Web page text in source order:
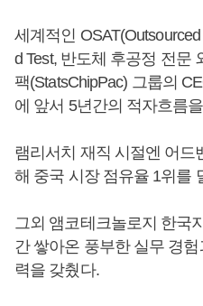
세계적인
d Test, 반도체 후공정 전문
팩(StatsChipPac) 그룹의
에 앞서 5년간의 적자흐름
램리서치 재직 시절엔 어드
해 중국 시장 점유율 1위를
그외 앰코테크놀로지 한국
간 쌓아온 풍부한 실무 경
력을 갖췄다.